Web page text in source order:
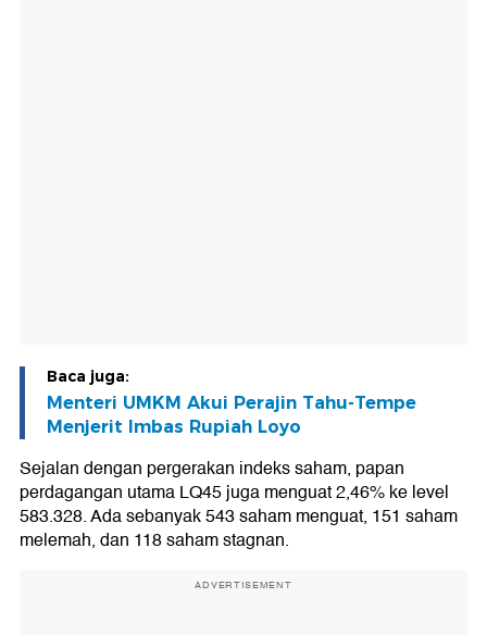
Baca juga:
Menteri UMKM Akui Perajin Tahu-Tempe
Menjerit Imbas Rupiah Loyo
Sejalan dengan pergerakan indeks saham, papan
perdagangan utama LQ45 juga menguat 2,46% ke level
583.328. Ada sebanyak 543 saham menguat, 151 saham
melemah, dan 118 saham stagnan.
ADVERTISEMENT